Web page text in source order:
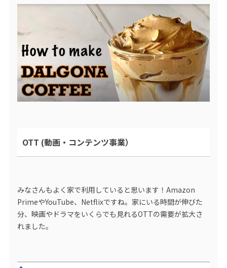
OTT (動画・コンテンツ事業）
みなさんもよく家で利用していると思います！Amazon
PrimeやYouTube、Netflixですね。家にいる時間が伸びた
分、映画やドラマをいくらでも見れるOTTの需要が拡大さ
れました。